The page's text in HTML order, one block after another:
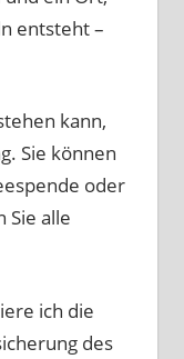
entsteht –
kann,
Sie können
oder
Sie alle
ich die
des